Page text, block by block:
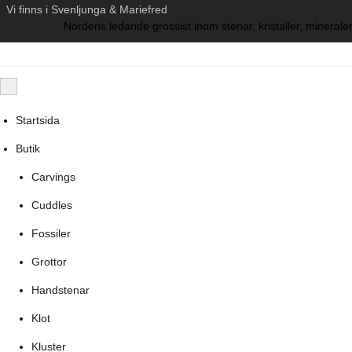
Vi finns i Svenljunga & Mariefred
Nordens ledande grossist inom stenar, kristaller,
Startsida
Butik
Carvings
Cuddles
Fossiler
Grottor
Handstenar
Klot
Kluster